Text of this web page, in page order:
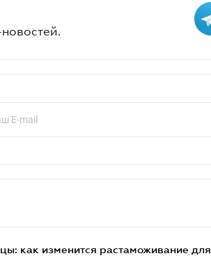
как изменится растаможивание